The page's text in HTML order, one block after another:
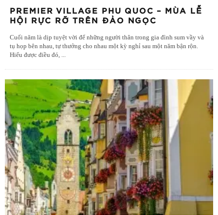
PREMIER VILLAGE PHU QUOC – MÙA LỄ
HỘI RỰC RỠ TRÊN ĐẢO NGỌC
Cuối năm là dịp tuyệt vời để những người thân trong gia đình sum vầy và
tụ họp bên nhau, tự thưởng cho nhau một kỳ nghỉ sau một năm bận rộn.
Hiểu được điều đó, ...